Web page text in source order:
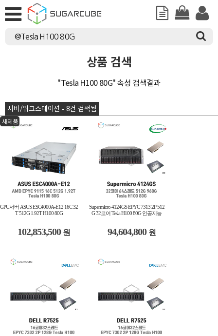
상품 검색
"Tesla H100 80G" 속성 검색결과
서버/워크스테이션 - 8건 검색됨
새제품
GPU서버 ASUS ESC4000A-E12 16C 32
T 512G 1.92T H100 80G
102,853,500 원
Supermicro 4124GS EPYC 7313 2P 512
G 32코어 Tesla H100 80G 인공지능
94,604,800 원